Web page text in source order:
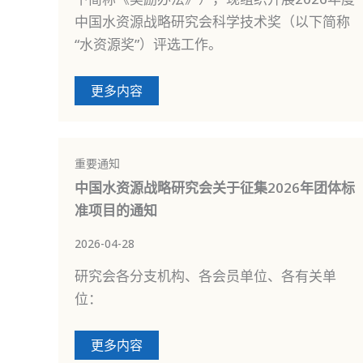
中国水资源战略研究会科学技术奖（以下简称
“水资源奖”）评选工作。
更多内容
重要通知
中国水资源战略研究会关于征集2026年团体标
准项目的通知
2026-04-28
研究会各分支机构、各会员单位、各有关单
位：
更多内容